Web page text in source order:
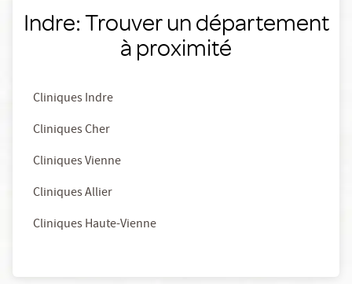
Indre: Trouver un département
à proximité
Cliniques Indre
Cliniques Cher
Cliniques Vienne
Cliniques Allier
Cliniques Haute-Vienne